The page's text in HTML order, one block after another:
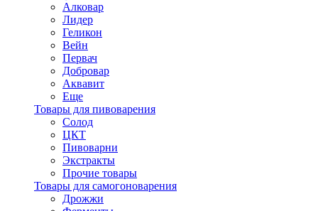
Алковар
Лидер
Геликон
Вейн
Первач
Добровар
Аквавит
Еще
Товары для пивоварения
Солод
ЦКТ
Пивоварни
Экстракты
Прочие товары
Товары для самогоноварения
Дрожжи